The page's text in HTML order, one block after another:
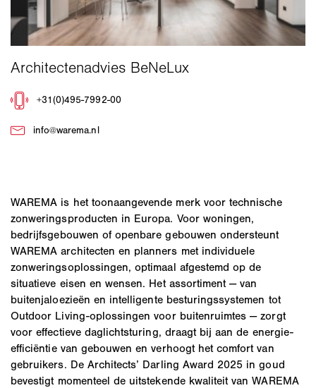
WAREMA is het toonaangevende merk voor technische
zonweringsproducten in Europa. Voor woningen,
bedrijfsgebouwen of openbare gebouwen ondersteunt
WAREMA architecten en planners met individuele
zonweringsoplossingen, optimaal afgestemd op de
situatieve eisen en wensen. Het assortiment — van
buitenjaloezieën en intelligente besturingssystemen tot
Outdoor Living-oplossingen voor buitenruimtes — zorgt
voor effectieve daglichtsturing, draagt bij aan de energie-
efficiëntie van gebouwen en verhoogt het comfort van
gebruikers. De Architects’ Darling Award 2025 in goud
bevestigt momenteel de uitstekende kwaliteit van WAREMA